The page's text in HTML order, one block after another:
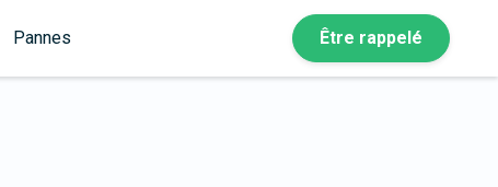
Pannes Être rappelé